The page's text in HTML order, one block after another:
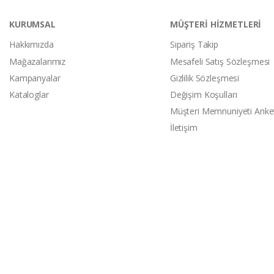
KURUMSAL
Hakkımızda
Mağazalarımız
Kampanyalar
Kataloglar
MÜŞTERİ HİZMETLERİ
Sipariş Takip
Mesafeli Satış Sözleşmesi
Gizlilik Sözleşmesi
Değişim Koşulları
Müşteri Memnuniyeti
İletişim